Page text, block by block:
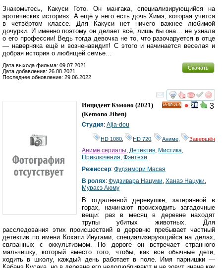
Знакомьтесь, Какуси Гото. Он мангака, специализирующийся на
эротических историях. А ещё у него есть дочь Химэ, которая учится
в четвёртом классе. Для Какуси нет ничего важнее любимой
дочурки. И именно поэтому он делает всё, лишь бы она… не узнала
о его профессии! Ведь тогда девочка не то, что разочаруется в отце
— наверняка ещё и возненавидит! С этого и начинается веселая и
добрая история о любящей семье…
Скачать
Дата выхода фильма: 09.07.2021
Дата добавления: 26.08.2021
Последнее обновление: 29.06.2022
смотреть
3
Инцидент Кэмоно (2021)
(Kemono Jihen)
Студия: Ajia-dou
HD 1080 HD 720 Аниме Завершён
Аниме сериалы Детектив Мистика
Приключения Фэнтези
Режиссер: Фудзимори Масая
В ролях: Фудзивара Нацуми Ханаэ Нацуки
Мурасэ Аюму
В отдалённой деревушке, затерянной в
горах, начинают происходить загадочные
вещи: раз в месяц в деревне находят
трупы убитых животных. Для
расследования этих происшествий в деревню пребывает частный
детектив по имени Кохати Инугами, специализирующийся на делах,
связанных с оккультизмом. По дороге он встречает странного
мальчишку, который вместо того, чтобы, как все обычные дети,
ходить в школу, каждый день работает в поле. Имя парнишки —